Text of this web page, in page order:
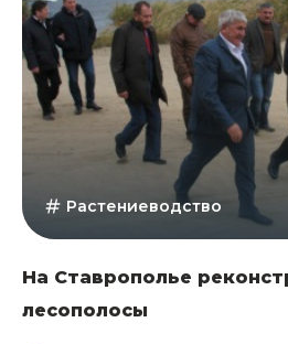
Растениеводство
На Ставрополье
лесополосы